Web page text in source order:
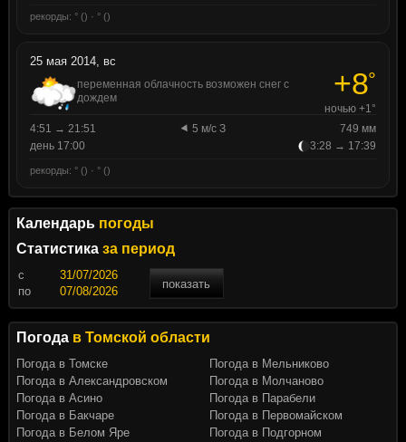
рекорды: ° () · ° ()
25 мая 2014, вс
переменная облачность возможен снег с
дождем
+8°
ночью +1°
4:51 → 21:51
5 м/с З
749 мм
день 17:00
3:28 → 17:39
рекорды: ° () · ° ()
Календарь погоды
Статистика за период
c
показать
по
Погода в Томской области
Погода в Томске
Погода в Александровском
Погода в Асино
Погода в Бакчаре
Погода в Белом Яре
Погода в Мельниково
Погода в Молчаново
Погода в Парабели
Погода в Первомайском
Погода в Подгорном